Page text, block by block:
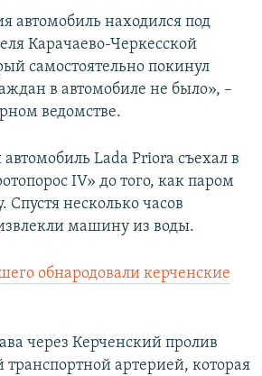
автомобиль находился под
Карачаево-Черкесской
самостоятельно покинул
в автомобиле не было», –
ведомстве.
автомобиль Lada Priora съехал в
IV» до того, как паром
Спустя несколько часов
машину из воды.
обнародовали керченские
через Керченский пролив
транспортной артерией, которая